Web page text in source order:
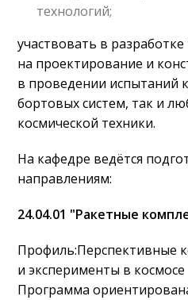
технологий;
участвовать в
на проектирование и
в проведении испытаний
бортовых систем, так и
космической техники.
На кафедре ведётся
направлениям:
24.04.01 "Ракетные
Профиль:Перспективные
и эксперименты в космосе
Программа